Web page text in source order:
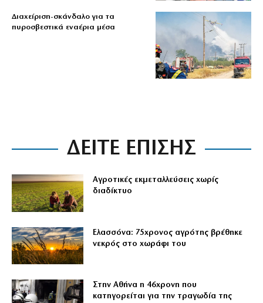
Διαχείριση-σκάνδαλο για τα
πυροσβεστικά εναέρια μέσα
ΔΕΙΤΕ ΕΠΙΣΗΣ
Αγροτικές εκμεταλλεύσεις χωρίς
διαδίκτυο
Ελασσόνα: 75χρονος αγρότης βρέθηκε
νεκρός στο χωράφι του
Στην Αθήνα η 46χρονη που
κατηγορείται για την τραγωδία της